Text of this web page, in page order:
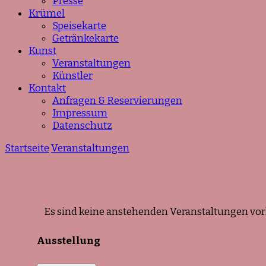
Krümel
Speisekarte
Getränkekarte
Kunst
Veranstaltungen
Künstler
Kontakt
Anfragen & Reservierungen
Impressum
Datenschutz
StartseiteVeranstaltungen
Es sind keine anstehenden Veranstaltungen
Ausstellung